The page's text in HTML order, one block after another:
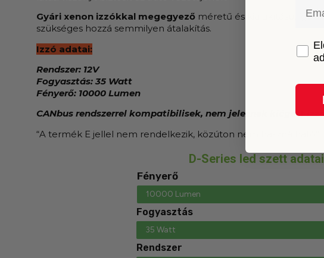
Gyári xenon izzókkal megegyező méretű és kialakítású, így
szükséges hozzá semmilyen átalakítás.
Izzó adatai:
Rendszer: 12V
Fogyasztás: 35 Watt
Fényerő: 10000 Lumen
CANbus rendszerrel kompatibilisek, nem jeleznek kiégett
“A termék E jellel nem rendelkezik, közúton nem használható”
D-Series led szett adatai
Fényerő
10000 Lumen
Fogyasztás
35 Watt
Rendszer